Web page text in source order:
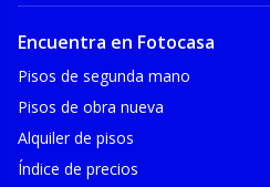
Encuentra en Fotocasa
Pisos de segunda mano
Pisos de obra nueva
Alquiler de pisos
Índice de precios